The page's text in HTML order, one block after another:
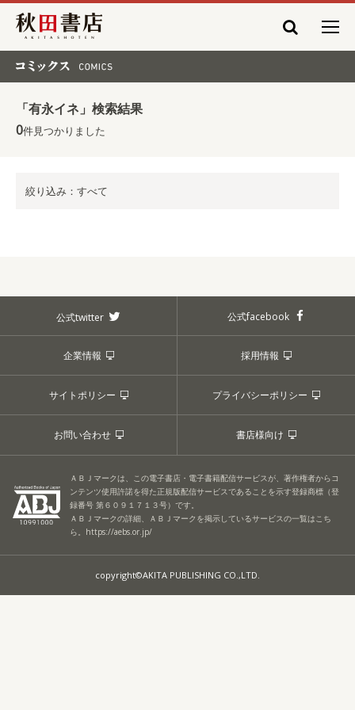
秋田書店
「有永イネ」検索結果
0件見つかりました
絞り込み：すべて
公式twitter 公式facebook
企業情報 採用情報
サイトポリシー プライバシーポリシー
お問い合わせ 書店様向け
ＡＢＪマークは、この電子書店・電子書籍配信サービスが、著作権者からコ
ンテンツ使用許諾を得た正規版配信サービスであることを示す登録商標（登
録番号 第６０９１７１３号）です。
ＡＢＪマークの詳細、ＡＢＪマークを掲示しているサービスの一覧はこち
ら。 https://aebs.or.jp/
copyright©AKITA PUBLISHING CO.,LTD.